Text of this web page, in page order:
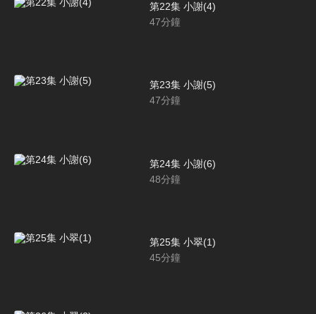
第22集 小謝(4)
47分鐘
第23集 小謝(5)
47分鐘
第24集 小謝(6)
48分鐘
第25集 小翠(1)
45分鐘